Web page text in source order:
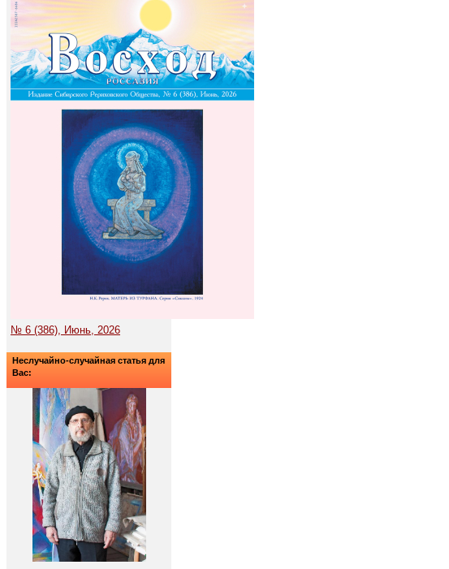
№ 6 (386), Июнь, 2026
Неслучайно-случайная статья для
Вас: